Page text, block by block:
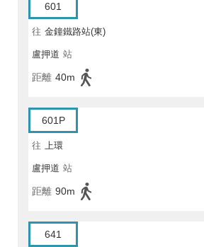
601
往 金鐘鐵路站(東)
盧押道 站
距離 40m
601P
往 上環
盧押道 站
距離 90m
641